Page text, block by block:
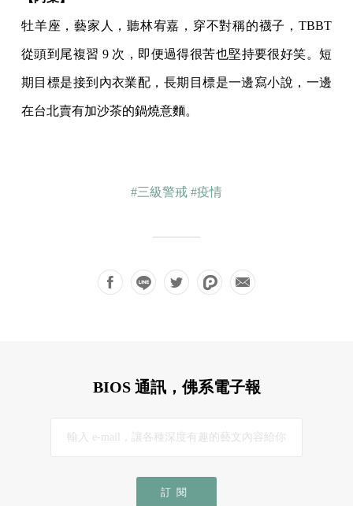
牡羊座，藝家人，聽林宥嘉，穿不對稱的襪子，TBBT
從頭到尾複習 9 次，即便過得很苦也堅持要很好笑。短
期目標是接到內衣業配，長期目標是一邊寫小說，一邊
在台北賣有加沙茶的鍋燒意麵。
#三級警戒 #疫情
BIOS 通訊，佛系電子報
訂閱